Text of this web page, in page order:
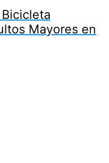
Mayores en